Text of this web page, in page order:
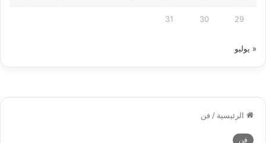
29
30
31
« يوليو